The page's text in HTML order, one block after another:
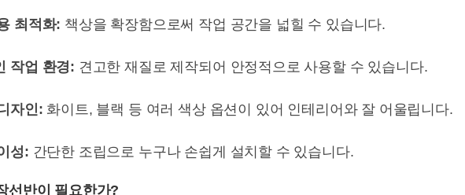
최적화: 책상을 확장함으로써 작업 공간을 넓힐 수 있습니다.
작업 환경: 견고한 재질로 제작되어 안정적으로 사용할 수 있습니다.
자인: 화이트, 블랙 등 여러 색상 옵션이 있어 인테리어와 잘 어울립니다.
성: 간단한 조립으로 누구나 손쉽게 설치할 수 있습니다.
선반이 필요한가?